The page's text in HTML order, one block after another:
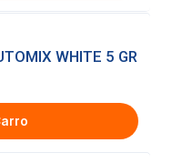
WHITE 5 GR